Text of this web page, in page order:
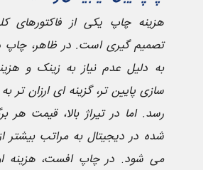
هزینه چاپ یکی از فاکتورهای
تصمیم گیری است. در ظاهر، چاپ
به دلیل عدم نیاز به زینک و
سازی پایین تر، گزینه ای ارزان تر
رسد. اما در تیراژ بالا، قیمت هر
شده در دیجیتال به مراتب بیشتر
می شود. در چاپ افست، هزینه